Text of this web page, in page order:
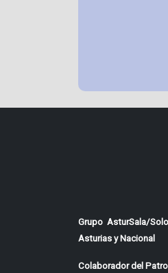
Grupo AsturSala/
Asturias y Nacional
Colaborador del